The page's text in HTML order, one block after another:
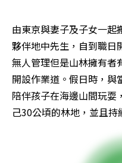
由東京與妻子及子女一起
夥伴地中先生，自到職日
無人管理但是山林擁有者
開設作業道。假日時，與
陪伴孩子在海邊山間玩耍
己30公頃的林地，並且持